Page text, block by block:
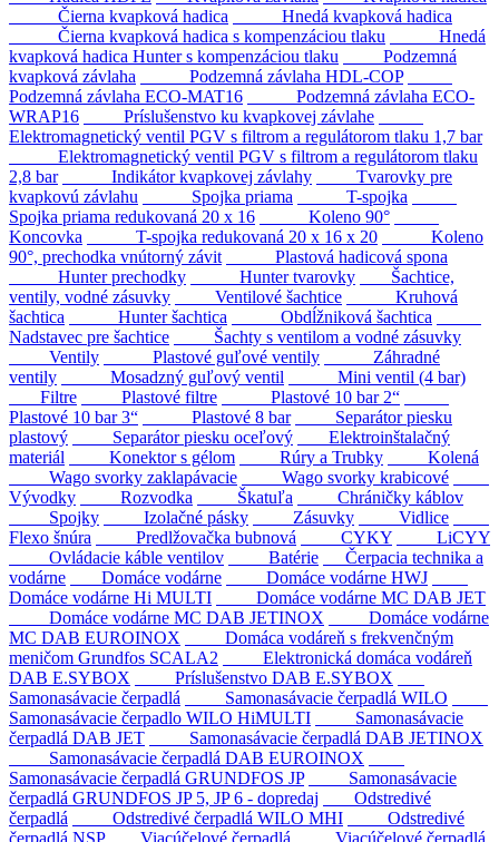
Čierna kvapková hadica
Hnedá kvapková hadica
Čierna kvapková hadica s kompenzáciou tlaku
Hnedá
kvapková hadica Hunter s kompenzáciou tlaku
Podzemná
kvapková závlaha
Podzemná závlaha HDL-COP
Podzemná závlaha ECO-MAT16
Podzemná závlaha ECO-
WRAP16
Príslušenstvo ku kvapkovej závlahe
Elektromagnetický ventil PGV s filtrom a regulátorom tlaku 1,7 bar
Elektromagnetický ventil PGV s filtrom a regulátorom tlaku
2,8 bar
Indikátor kvapkovej závlahy
Tvarovky pre
kvapkovú závlahu
Spojka priama
T-spojka
Spojka priama redukovaná 20 x 16
Koleno 90°
Koncovka
T-spojka redukovaná 20 x 16 x 20
Koleno
90°, prechodka vnútorný závit
Plastová hadicová spona
Hunter prechodky
Hunter tvarovky
Šachtice,
ventily, vodné zásuvky
Ventilové šachtice
Kruhová
šachtica
Hunter šachtica
Obdĺžniková šachtica
Nadstavec pre šachtice
Šachty s ventilom a vodné zásuvky
Ventily
Plastové guľové ventily
Záhradné
ventily
Mosadzný guľový ventil
Mini ventil (4 bar)
Filtre
Plastové filtre
Plastové 10 bar 2“
Plastové 10 bar 3“
Plastové 8 bar
Separátor piesku
plastový
Separátor piesku oceľový
Elektroinštalačný
materiál
Konektor s gélom Rúry a Trubky
Kolená
Wago svorky zaklapávacie
Wago svorky krabicové
Vývodky
Rozvodka Škatuľa
Chráničky káblov
Spojky
Izolačné pásky Zásuvky
Vidlice
Flexo šnúra
Predlžovačka bubnová CYKY
LiCYY
Ovládacie káble ventilov
Batérie
Čerpacia technika a
vodárne
Domáce vodárne
Domáce vodárne HWJ
Domáce vodárne Hi MULTI
Domáce vodárne MC DAB JET
Domáce vodárne MC DAB JETINOX
Domáce vodárne
MC DAB EUROINOX
Domáca vodáreň s frekvenčným
meničom Grundfos SCALA2
Elektronická domáca vodáreň
DAB E.SYBOX
Príslušenstvo DAB E.SYBOX
Samonasávacie čerpadlá
Samonasávacie čerpadlá WILO
Samonasávacie čerpadlo WILO HiMULTI
Samonasávacie
čerpadlá DAB JET
Samonasávacie čerpadlá DAB JETINOX
Samonasávacie čerpadlá DAB EUROINOX
Samonasávacie čerpadlá GRUNDFOS JP
Samonasávacie
čerpadlá GRUNDFOS JP 5, JP 6 - dopredaj
Odstredivé
čerpadlá
Odstredivé čerpadlá WILO MHI
Odstredivé
čerpadlá NSP
Viacúčelové čerpadlá
Viacúčelové čerpadlá